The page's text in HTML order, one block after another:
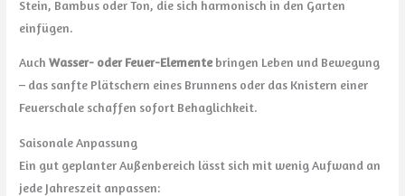
Stein, Bambus oder Ton, die sich harmonisch in den Garten
einfügen.
AuchWasser- oder Feuer-Elementebringen Leben und Bewegung
– das sanfte Plätschern eines Brunnens oder das Knistern einer
Feuerschale schaffen sofort Behaglichkeit.
Saisonale Anpassung
Ein gut geplanter Außenbereich lässt sich mit wenig Aufwand an
jede Jahreszeit anpassen: